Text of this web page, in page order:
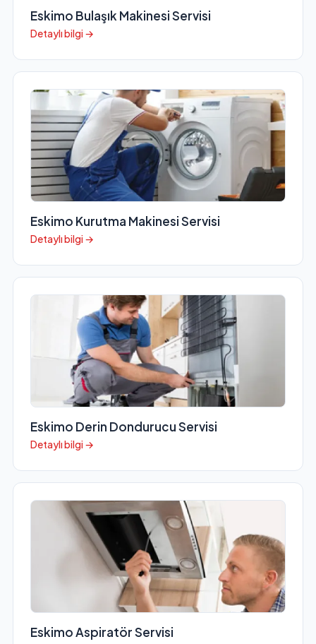
Eskimo Bulaşık Makinesi Servisi
Detaylı bilgi →
Eskimo Kurutma Makinesi Servisi
Detaylı bilgi →
Eskimo Derin Dondurucu Servisi
Detaylı bilgi →
Eskimo Aspiratör Servisi